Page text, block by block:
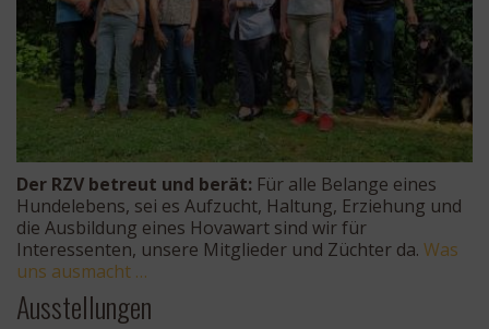
Der RZV betreut und berät: Für alle Belange eines
Hundelebens, sei es Aufzucht, Haltung, Erziehung und
die Ausbildung eines Hovawart sind wir für
Interessenten, unsere Mitglieder und Züchter da. Was
uns ausmacht …
Ausstellungen